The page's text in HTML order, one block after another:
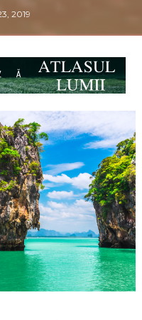
2019